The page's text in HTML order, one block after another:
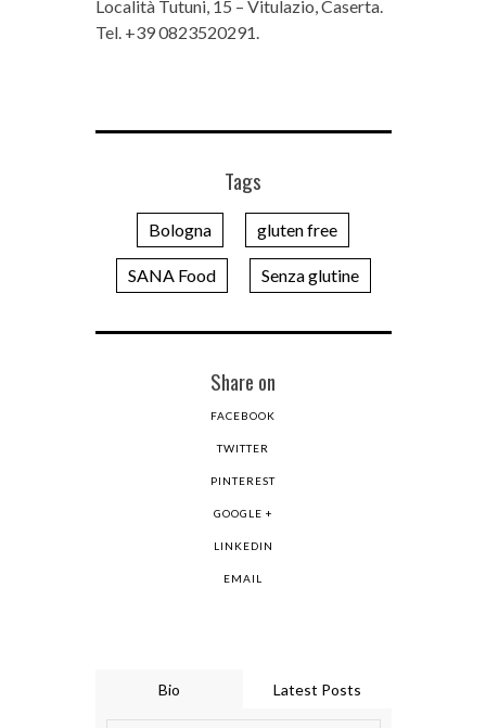
Località Tutuni, 15 – Vitulazio, Caserta.
Tel. +39 0823520291.
Tags
Bologna gluten free
SANA Food Senza glutine
Share on
FACEBOOK
TWITTER
PINTEREST
GOOGLE +
LINKEDIN
EMAIL
Bio Latest Posts